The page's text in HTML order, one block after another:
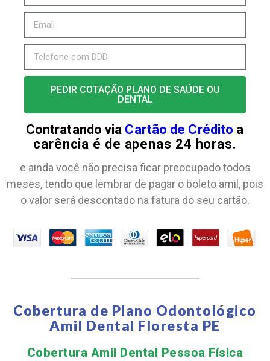
PEDIR COTAÇÃO PLANO DE SAÚDE OU
DENTAL
Contratando via Cartão de Crédito a
carência é de apenas 24 horas.
e ainda você não precisa ficar preocupado todos
meses, tendo que lembrar de pagar o boleto amil, pois
o valor será descontado na fatura do seu cartão.
Cobertura de Plano Odontológico
Amil Dental Floresta PE
Cobertura Amil Dental Pessoa Física​